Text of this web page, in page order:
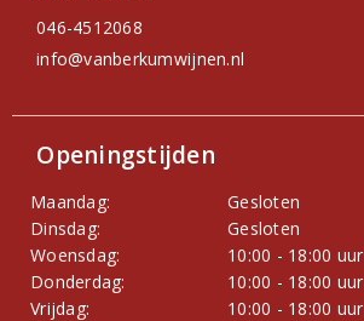
046-4512068
info@vanberkumwijnen.nl
Openingstijden
Maandag:
Gesloten
Dinsdag:
Gesloten
Woensdag:
10:00 - 18:00 uur
Donderdag:
10:00 - 18:00 uur
Vrijdag:
10:00 - 18:00 uur